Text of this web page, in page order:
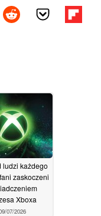
ludzi każdego
zaskoczeni
Xboxa
07/2026